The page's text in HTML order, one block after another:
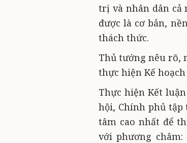
trị và nhân dân cả
được là cơ bản,
thách thức.
Thủ tướng nêu rõ,
thực hiện Kế
Thực hiện Kết
hội, Chính phủ tập
tâm cao nhất để
với phương